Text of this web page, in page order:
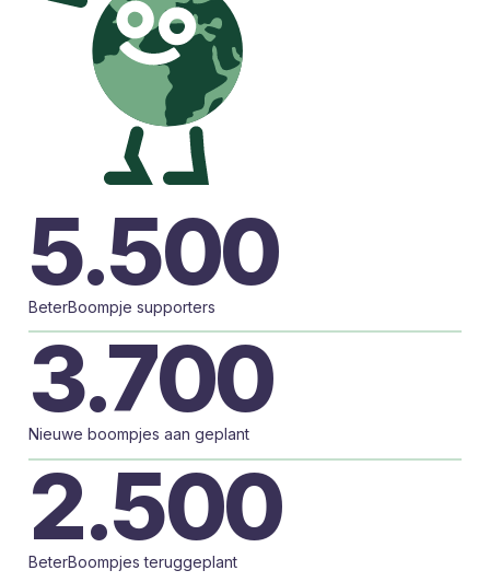
5.500
BeterBoompje supporters
3.700
Nieuwe boompjes aan geplant
2.500
BeterBoompjes teruggeplant